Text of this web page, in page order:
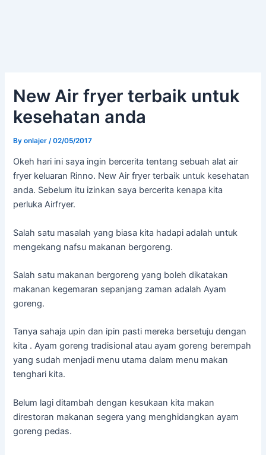
New Air fryer terbaik untuk
kesehatan anda
Byonlajer /02/05/2017
Okeh hari ini saya ingin bercerita tentang sebuah alat air
fryer keluaran Rinno. New Air fryer terbaik untuk kesehatan
anda. Sebelum itu izinkan saya bercerita kenapa kita
perluka Airfryer.
Salah satu masalah yang biasa kita hadapi adalah untuk
mengekang nafsu makanan bergoreng.
Salah satu makanan bergoreng yang boleh dikatakan
makanan kegemaran sepanjang zaman adalah Ayam
goreng.
Tanya sahaja upin dan ipin pasti mereka bersetuju dengan
kita . Ayam goreng tradisional atau ayam goreng berempah
yang sudah menjadi menu utama dalam menu makan
tenghari kita.
Belum lagi ditambah dengan kesukaan kita makan
direstoran makanan segera yang menghidangkan ayam
goreng pedas.